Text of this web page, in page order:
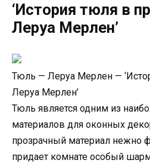
‘История тюля в
Леруа Мерлен’
Тюль — Леруа Мерлен —
Леруа Мерлен’
Тюль является одним из
материалов для оконных
прозрачный материал нежно
придает комнате особый